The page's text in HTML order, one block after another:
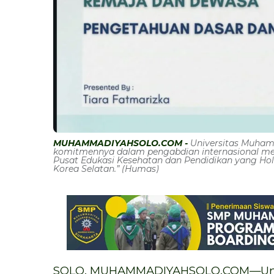
MUHAMMADIYAHSOLO.COM - Universitas
komitmennya dalam pengabdian internasional
Pusat Edukasi Kesehatan dan Pendidikan yang
Korea Selatan.” (Humas)
SOLO,